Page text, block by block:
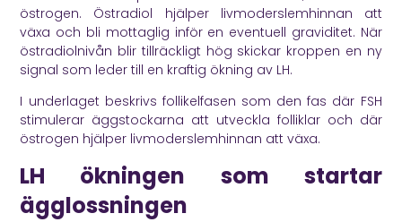
östrogen. Östradiol hjälper livmoderslemhinnan att
växa och bli mottaglig inför en eventuell graviditet. När
östradiolnivån blir tillräckligt hög skickar kroppen en ny
signal som leder till en kraftig ökning av LH.
I underlaget beskrivs follikelfasen som den fas där FSH
stimulerar äggstockarna att utveckla folliklar och där
östrogen hjälper livmoderslemhinnan att växa.
LH ökningen som startar
ägglossningen